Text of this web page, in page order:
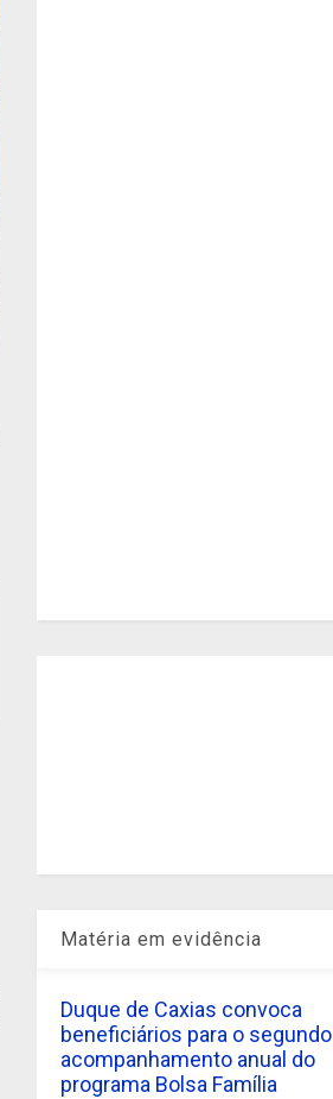
Matéria em evidência
Duque de Caxias convoca
beneficiários para o segundo
acompanhamento anual do
programa Bolsa Família